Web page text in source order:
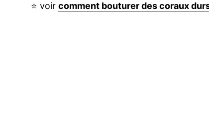
⭐ voir comment bouturer des coraux